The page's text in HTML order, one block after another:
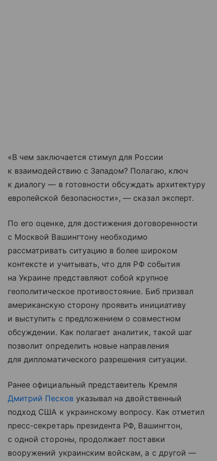
«В чем заключается стимул для России
к взаимодействию с Западом? Полагаю, ключ
к диалогу — в готовности обсуждать архитектуру
европейской безопасности», — сказал эксперт.
По его оценке, для достижения договоренности
с Москвой Вашингтону необходимо
рассматривать ситуацию в более широком
контексте и учитывать, что для РФ события
на Украине представляют собой крупное
геополитическое противостояние. Биб призвал
американскую сторону проявить инициативу
и выступить с предложением о совместном
обсуждении. Как полагает аналитик, такой шаг
позволит определить новые направления
для дипломатического разрешения ситуации.
Ранее официальный представитель Кремля
Дмитрий Песков указывал на двойственный
подход США к украинскому вопросу. Как отметил
пресс-секретарь президента РФ, Вашингтон,
с одной стороны, продолжает поставки
вооружений украинским войскам, а с другой —